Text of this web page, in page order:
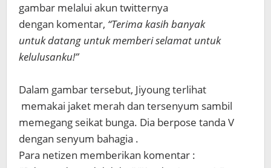
gambar melalui akun twitternya
dengan komentar, “Terima kasih banyak
untuk datang untuk memberi selamat untuk
kelulusanku!”
Dalam gambar tersebut, Jiyoung terlihat
memakai jaket merah dan tersenyum sambil
memegang seikat bunga. Dia berpose tanda V
dengan senyum bahagia .
Para netizen memberikan komentar :